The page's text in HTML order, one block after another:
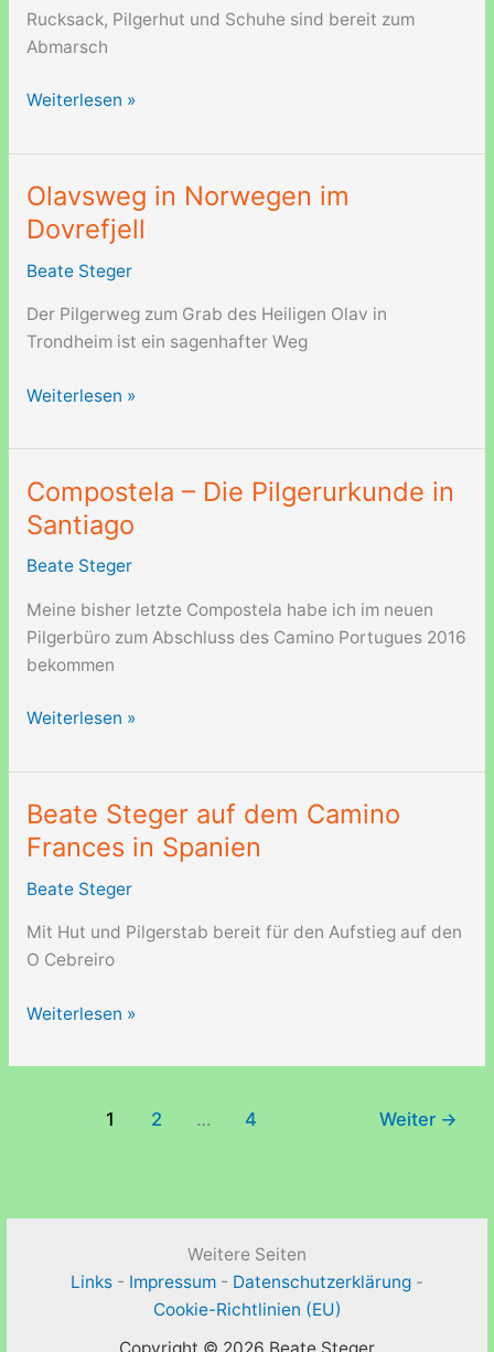
Danzig
Rucksack, Pilgerhut und Schuhe sind bereit zum
Abmarsch
In
auf
den
Burgunder
Jakobswegen
Weiterlesen »
Olavsweg in Norwegen im
Dovrefjell
Beate Steger
Der Pilgerweg zum Grab des Heiligen Olav in
Trondheim ist ein sagenhafter Weg
Olavsweg
Norwegen
im
Dovrefjell
Weiterlesen »
Compostela – Die Pilgerurkunde in
Santiago
Beate Steger
Meine bisher letzte Compostela habe ich im neuen
Pilgerbüro zum Abschluss des Camino Portugues 2016
bekommen
Compostela
Die
Pilgerurkunde
in
Santiago
Weiterlesen »
Beate Steger auf dem Camino
Frances in Spanien
Beate Steger
Mit Hut und Pilgerstab bereit für den Aufstieg auf den
O Cebreiro
Beate
auf
Weiterlesen »
1 2 … 4 Weiter →
Weitere Seiten
Links - Impressum - Datenschutzerklärung -
Cookie-Richtlinien (EU)